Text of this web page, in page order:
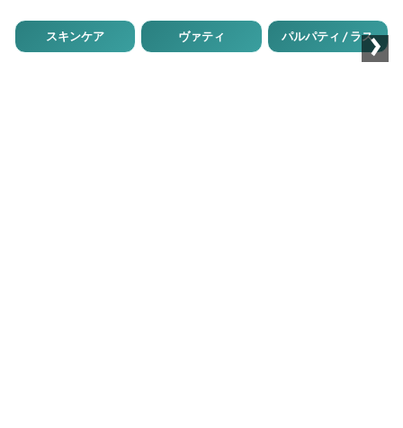
スキンケア ヴァティ パルパティ / ラス›